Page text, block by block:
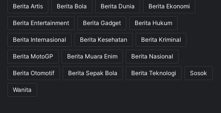
Berita Artis Berita Bola Berita Dunia Berita Ekonomi
Berita Entertainment Berita Gadget Berita Hukum
Berita Internasional Berita Kesehatan Berita Kriminal
Berita MotoGP Berita Muara Enim Berita Nasional
Berita Otomotif Berita Sepak Bola Berita Teknologi Sosok
Wanita